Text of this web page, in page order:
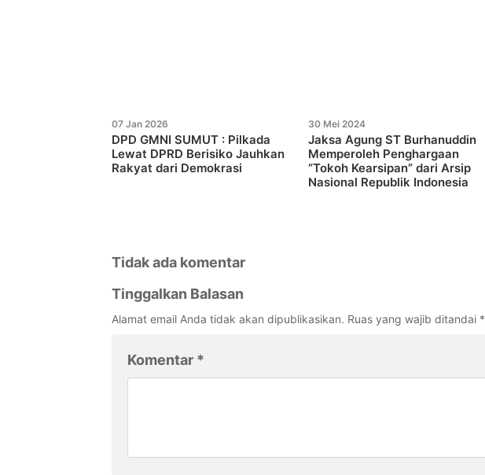
07 Jan 2026
DPD GMNI SUMUT : Pilkada
Lewat DPRD Berisiko Jauhkan
Rakyat dari Demokrasi
30 Mei 2024
Jaksa Agung ST Burhanuddin
Memperoleh Penghargaan
“Tokoh Kearsipan” dari Arsip
Nasional Republik Indonesia
Tidak ada komentar
Tinggalkan Balasan
Alamat email Anda tidak akan dipublikasikan. Ruas yang wajib ditandai *
Komentar *